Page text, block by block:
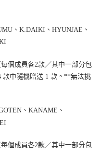
、K.DAIKI、HYUNJAE、
個成員各2款／其中一部分包
款中隨機贈送 1 款。 **無法挑
、KANAME、
個成員各2款／其中一部分包